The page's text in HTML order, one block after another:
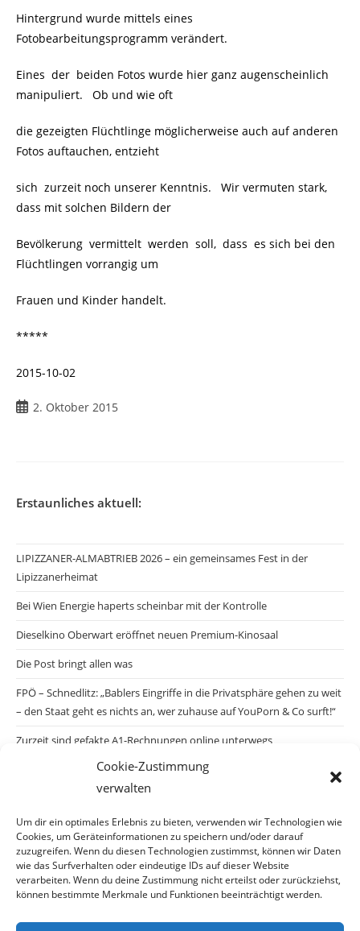
Cookie-Zustimmung
verwalten
Um dir ein optimales Erlebnis zu bieten, verwenden wir Technologien wie
Cookies, um Geräteinformationen zu speichern und/oder darauf
zuzugreifen. Wenn du diesen Technologien zustimmst, können wir Daten
wie das Surfverhalten oder eindeutige IDs auf dieser Website
verarbeiten. Wenn du deine Zustimmung nicht erteilst oder zurückziehst,
können bestimmte Merkmale und Funktionen beeinträchtigt werden.
Hintergrund wurde mittels eines
Fotobearbeitungsprogramm verändert.
Eines der beiden Fotos wurde hier ganz augenscheinlich
manipuliert. Ob und wie oft
die gezeigten Flüchtlinge möglicherweise auch auf anderen
Fotos auftauchen, entzieht
sich zurzeit noch unserer Kenntnis. Wir vermuten stark,
dass mit solchen Bildern der
Bevölkerung vermittelt werden soll, dass es sich bei den
Flüchtlingen vorrangig um
Frauen und Kinder handelt.
*****
2015-10-02
2. Oktober 2015
Erstaunliches aktuell:
LIPIZZANER-ALMABTRIEB 2026 – ein gemeinsames Fest in der
Lipizzanerheimat
Bei Wien Energie haperts scheinbar mit der Kontrolle
Dieselkino Oberwart eröffnet neuen Premium-Kinosaal
Die Post bringt allen was
FPÖ – Schnedlitz: „Bablers Eingriffe in die Privatsphäre gehen zu weit
– den Staat geht es nichts an, wer zuhause auf YouPorn & Co surft!“
Zurzeit sind gefakte A1-Rechnungen online unterwegs
Salzburgs Juden und ihre Sicherheit: „Erst nach einem Anschlag wäre
die Gefahr endlich konkret!“
Biologisches Wunder in Ceuta
Ein vermeintliches Abschiebemärchen
Archiv